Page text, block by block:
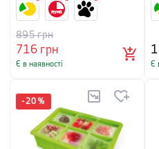
716грн
895грн
Є в наявності Є
-20 %